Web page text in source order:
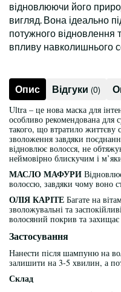
відновлюючи його
вигляд. Вона ідеально
потужного відновлення
впливу навколишнього
Опис Відгуки (0)
Ultra – це нова маска для
особливо рекомендована для
такого, що втратило життєву
зволоження завдяки
відновлює волосся, не
неймовірно блискучим і
МАСЛО МАФУРИ
волоссю, завдяки чому воно
ОЛIЯ КАРІТЕ Багате на
зволожувальні та
волосяний покрив та
Застосування
Нанести після шампуню на
залишити на 3-5 хвилин, а
Склад